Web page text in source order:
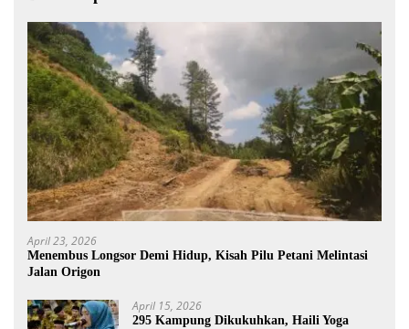
April 23, 2026
Menembus Longsor Demi Hidup, Kisah Pilu Petani Melintasi
Jalan Origon
April 15, 2026
295 Kampung Dikukuhkan, Haili Yoga